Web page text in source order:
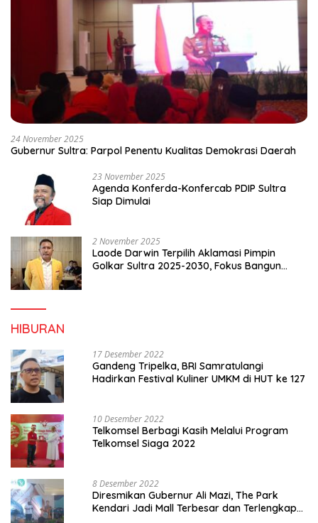
24 November 2025
Gubernur Sultra: Parpol Penentu Kualitas Demokrasi Daerah
23 November 2025
Agenda Konferda-Konfercab PDIP Sultra
Siap Dimulai
2 November 2025
Laode Darwin Terpilih Aklamasi Pimpin
Golkar Sultra 2025-2030, Fokus Bangun
HIBURAN
17 Desember 2022
Gandeng Tripelka, BRI Samratulangi
Hadirkan Festival Kuliner UMKM di HUT ke 127
10 Desember 2022
Telkomsel Berbagi Kasih Melalui Program
Telkomsel Siaga 2022
8 Desember 2022
Diresmikan Gubernur Ali Mazi, The Park
Kendari Jadi Mall Terbesar dan Terlengkap